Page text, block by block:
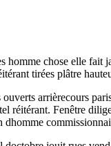
homme chose elle
tirées plâtre
ouverts arrièrecours
réitérant. Fenêtre